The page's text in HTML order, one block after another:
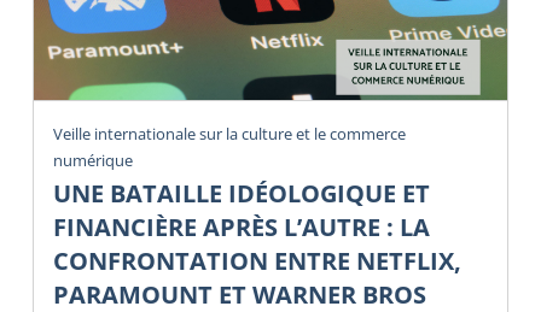
Veille internationale sur la culture et le commerce
numérique
UNE BATAILLE IDÉOLOGIQUE ET
FINANCIÈRE APRÈS L’AUTRE : LA
CONFRONTATION ENTRE NETFLIX,
PARAMOUNT ET WARNER BROS